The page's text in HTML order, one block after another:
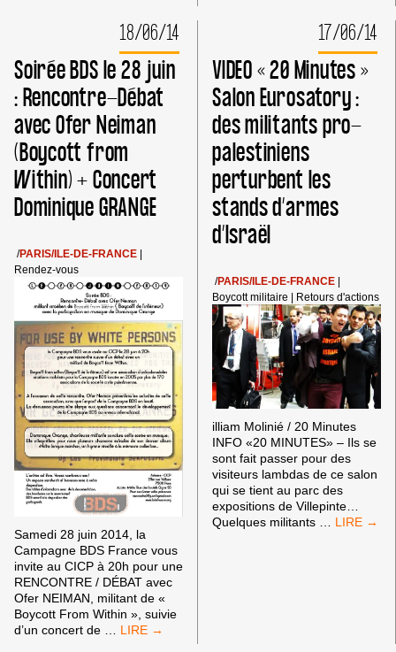
L’APARTHEID
POUR
BDS
PARIS
AUX
JOURNÉES
D’ÉTÉ
DE
SORTIR
DU
COLONIALISME
18/06/14
Soirée BDS le 28 juin
: Rencontre-Débat
avec Ofer Neiman
(Boycott from
Within) + Concert
Dominique GRANGE
/PARIS/ILE-DE-FRANCE
Rendez-vous
Samedi 28 juin 2014, la
Campagne BDS France vous
invite au CICP à 20h pour une
RENCONTRE / DÉBAT avec
Ofer NEIMAN, militant de «
Boycott From Within », suivie
d’un concert de
SOIRÉE
17/06/14
VIDEO « 20 Minutes »
Salon Eurosatory :
des militants pro-
palestiniens
perturbent les
stands d’armes
d’Israël
/PARIS/ILE-DE-FRANCE
Boycott militaire
Retours d'actions
illiam Molinié / 20 Minutes
INFO «20 MINUTES» – Ils se
sont fait passer pour des
visiteurs lambdas de ce salon
qui se tient au parc des
expositions de Villepinte…
Quelques militants … VIDEO